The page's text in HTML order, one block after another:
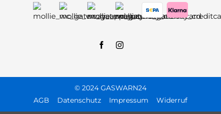
© 2024 GASWARN24
AGB
Datenschutz Impressum Widerruf